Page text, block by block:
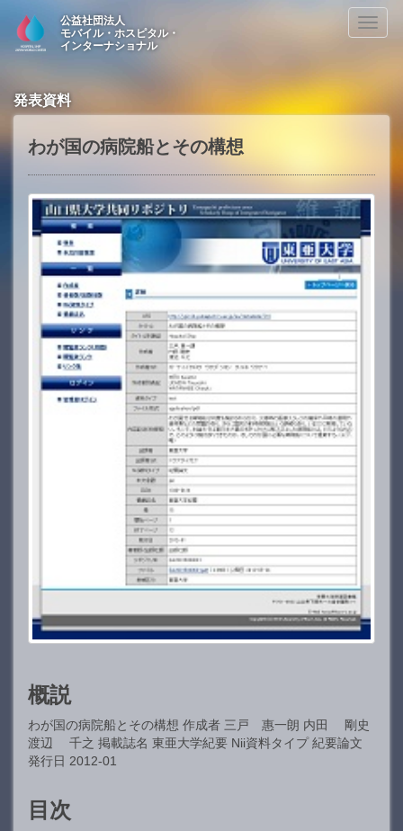
公益社団法人
モバイル・ホスピタル・
インターナショナル
発表資料
わが国の病院船とその構想
概説
わが国の病院船とその構想 作成者 三戸 惠一朗 内田 剛史
渡辺 千之 掲載誌名 東亜大学紀要 Nii資料タイプ 紀要論文
発行日 2012-01
目次